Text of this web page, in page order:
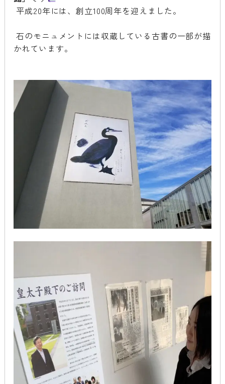
平成20年には、創立100周年を迎えました。
石のモニュメントには収蔵している古書の一部が描
かれています。